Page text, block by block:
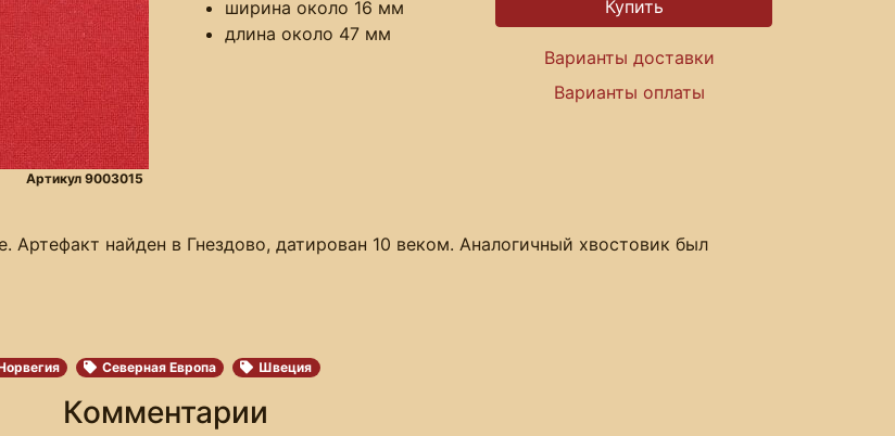
Артикул 9003015
ширина около 16 мм
длина около 47 мм
Варианты доставки
Варианты оплаты
найден в Гнездово, датирован 10 веком. Аналогичный хвостовик был
Северная Европа Швеция
Комментарии